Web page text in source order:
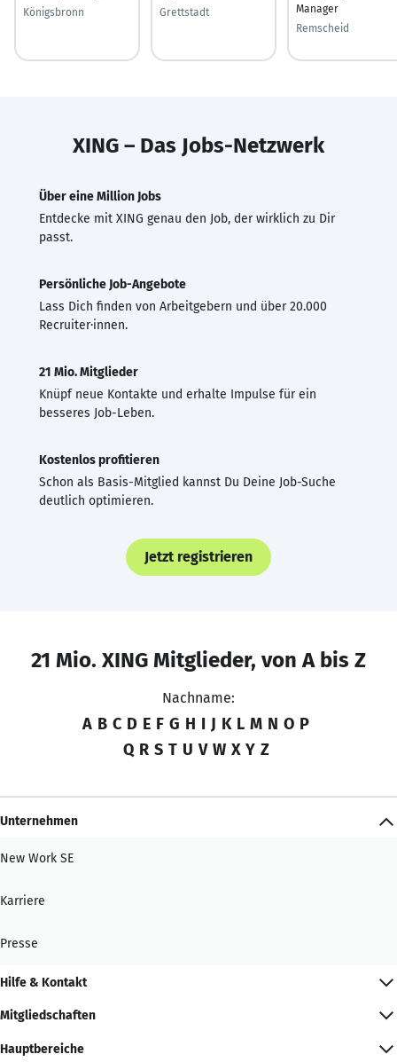
Königsbronn
Grettstadt
Manager
Remscheid
XING – Das Jobs-Netzwerk
Über eine Million Jobs
Entdecke mit XING genau den Job, der wirklich zu Dir
passt.
Persönliche Job-Angebote
Lass Dich finden von Arbeitgebern und über 20.000
Recruiter·innen.
21 Mio. Mitglieder
Knüpf neue Kontakte und erhalte Impulse für ein
besseres Job-Leben.
Kostenlos profitieren
Schon als Basis-Mitglied kannst Du Deine Job-Suche
deutlich optimieren.
Jetzt registrieren
21 Mio. XING Mitglieder, von A bis Z
Nachname:
A B C D E F G H I J K L M N O P
Q R S T U V W X Y Z
Unternehmen
New Work SE
Karriere
Presse
Hilfe & Kontakt
Mitgliedschaften
Hauptbereiche